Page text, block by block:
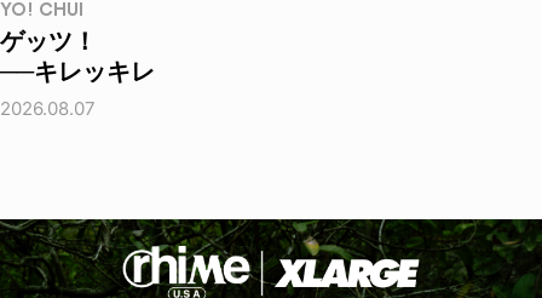
YO! CHUI
ゲッツ！
──キレッキレ
2026.08.07